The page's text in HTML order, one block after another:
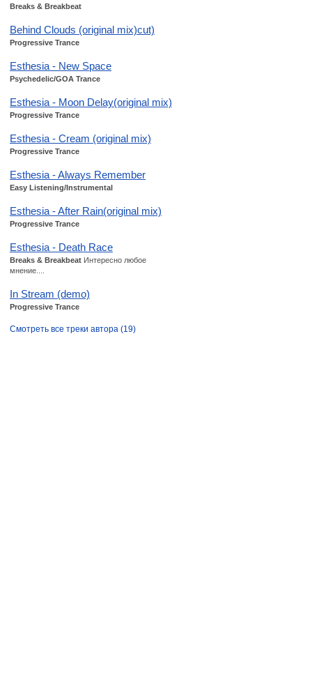
Breaks & Breakbeat
Behind Clouds (original mix)cut)
Progressive Trance
Esthesia - New Space
Psychedelic/GOA Trance
Esthesia - Moon Delay(original mix)
Progressive Trance
Esthesia - Cream (original mix)
Progressive Trance
Esthesia - Always Remember
Easy Listening/Instrumental
Esthesia - After Rain(original mix)
Progressive Trance
Esthesia - Death Race
Breaks & Breakbeat Интересно любое
мнение....
In Stream (demo)
Progressive Trance
Смотреть все треки автора (19)